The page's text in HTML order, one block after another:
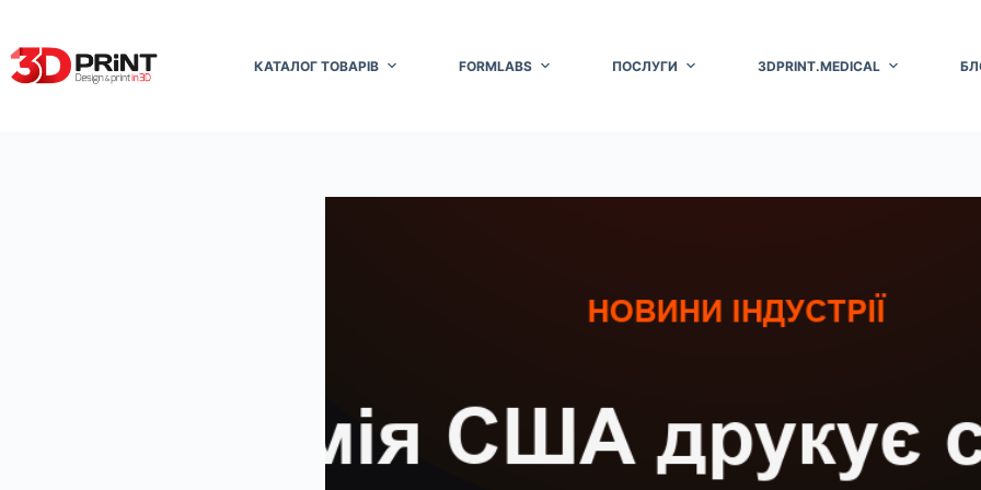
вмісту
КАТАЛОГ ТОВАРІВ FORMLABS ПОСЛУГИ 3DPRINT.MEDICAL